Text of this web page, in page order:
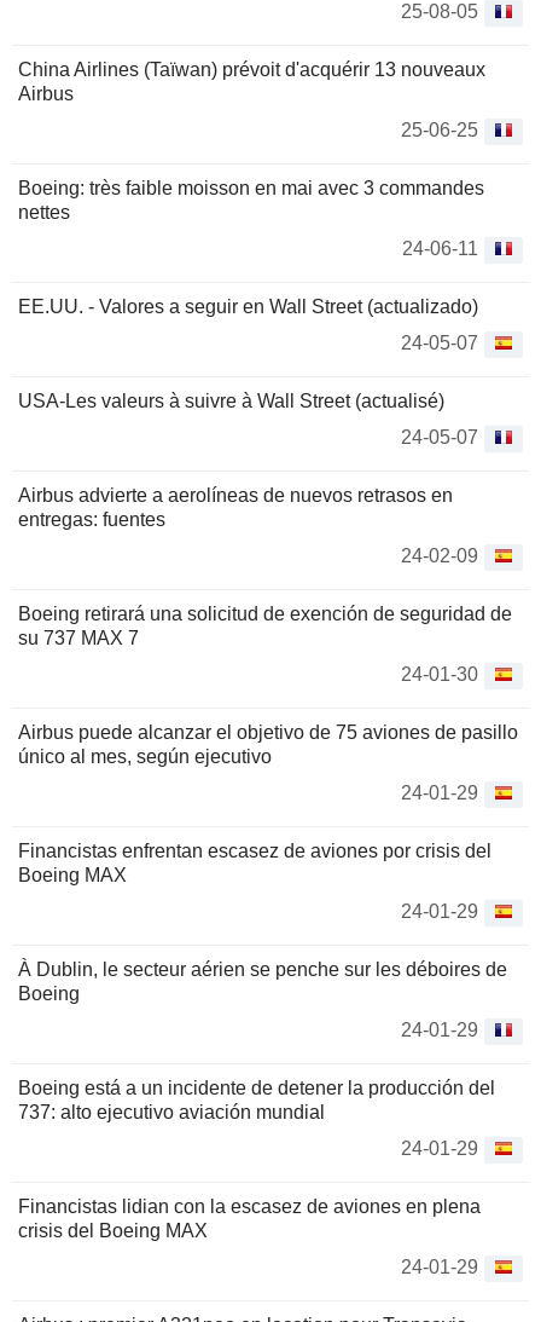
25-08-05
China Airlines (Taïwan) prévoit d'acquérir 13 nouveaux
Airbus
25-06-25
Boeing: très faible moisson en mai avec 3 commandes
nettes
24-06-11
EE.UU. - Valores a seguir en Wall Street (actualizado)
24-05-07
USA-Les valeurs à suivre à Wall Street (actualisé)
24-05-07
Airbus advierte a aerolíneas de nuevos retrasos en
entregas: fuentes
24-02-09
Boeing retirará una solicitud de exención de seguridad de
su 737 MAX 7
24-01-30
Airbus puede alcanzar el objetivo de 75 aviones de pasillo
único al mes, según ejecutivo
24-01-29
Financistas enfrentan escasez de aviones por crisis del
Boeing MAX
24-01-29
À Dublin, le secteur aérien se penche sur les déboires de
Boeing
24-01-29
Boeing está a un incidente de detener la producción del
737: alto ejecutivo aviación mundial
24-01-29
Financistas lidian con la escasez de aviones en plena
crisis del Boeing MAX
24-01-29